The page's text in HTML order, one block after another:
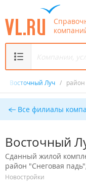
Восточный Луч /
Все филиалы
Восточный
Сданный жилой
район "Снеговая
Новостройки